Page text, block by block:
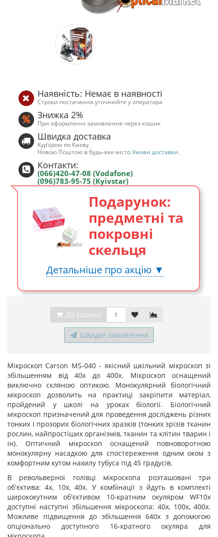
Наявність: Немає в наявності
Строки постачання уточнюйте у оператора
Знижка 2%
При оформленні замовлення через кошик
Швидка доставка
Кур‘єром по Києву.
Новою Поштою в будь-яке містоУмови доставки.
Контакти:
(066)420-47-08 (Vodafone)
(096)783-95-75 (Kyivstar)
Подарунок:
предметні та
покровні
скельця
Детальніше про акцію ▼
До кошика
Швидке замовлення
Мікроскоп Carson MS-040 - якісний шкільний мікроскоп зі
збільшенням від 40х до 400х. Мікроскоп оснащений
виключно скляною оптикою. Монокулярний біологічний
мікроскоп дозволить на практиці закріпити матеріал,
пройдений у школі на уроках біології. Біологічний
мікроскоп призначений для проведення досліджень різних
тонких і прозорих біологічних зразків (тонких зрізів тканин
рослин, найпростіших організмів, тканин та клітин тварин і
ін). Оптичний мікроскоп оснащений повноворотною
монокулярну насадкою для спостереження одним оком з
комфортним кутом нахилу тубуса під 45 градусів.
В револьверної голівці мікроскопа розташовані три
об'єктива: 4х, 10х, 40х. У комбінації з йдуть в комплекті
ширококутним об'єктивом 10-кратним окуляром WF10х
доступні наступні збільшення мікроскопа: 40х, 100х, 400х.
Можливе підвищення до збільшення 640х з допомогою
опціонально доступного 16-кратного окуляра для